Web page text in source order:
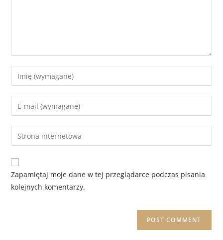
Zapamiętaj moje dane w tej przeglądarce podczas pisania
kolejnych komentarzy.